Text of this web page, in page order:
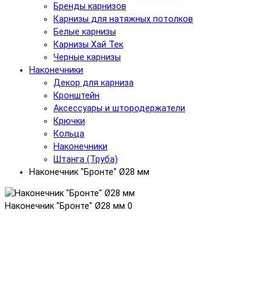
Бренды карнизов
Карнизы для натяжных потолков
Белые карнизы
Карнизы Хай Тек
Черные карнизы
Наконечники
Декор для карниза
Кронштейн
Аксессуары и штородержатели
Крючки
Кольца
Наконечники
Штанга (Труба)
Наконечник "Бронте" Ø28 мм
Наконечник "Бронте" Ø28 мм 0